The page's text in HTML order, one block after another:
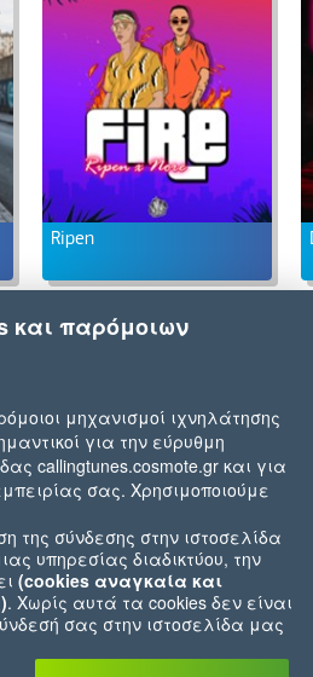
Ripen
και παρόμοιων
μηχανισμοί ιχνηλάτησης
για την εύρυθμη
callingtunes.cosmote.gr και για
σας. Χρησιμοποιούμε
της σύνδεσης στην ιστοσελίδα
υπηρεσίας διαδικτύου, την
(cookies αναγκαία και
. Χωρίς αυτά τα cookies δεν είναι
σας στην ιστοσελίδα μας
(π.χ.cookies που αφορούν